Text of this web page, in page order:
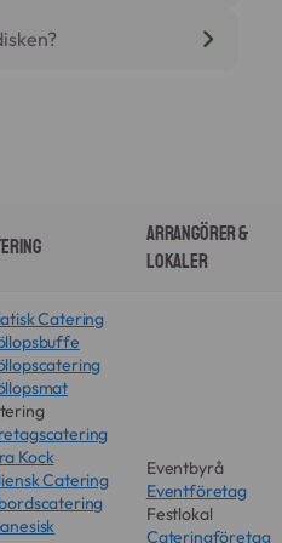
Arrangörer &
Lokaler
Catering
Kock
Catering
Eventbyrå
Eventföretag
Festlokal
Cateringföretag